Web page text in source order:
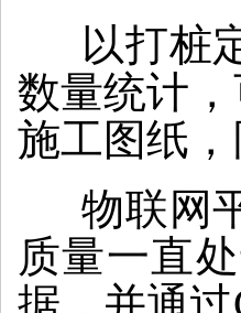
以打桩
数量统计
施工图纸
物联网
质量一直